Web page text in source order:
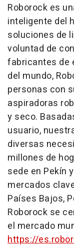
Roborock es
inteligente del
soluciones de
voluntad de
fabricantes de
del mundo,
personas con
aspiradoras
y seco.
usuario,
diversas
millones de
sede en Pekín
mercados
Países Bajos,
Roborock se
el mercado
https://